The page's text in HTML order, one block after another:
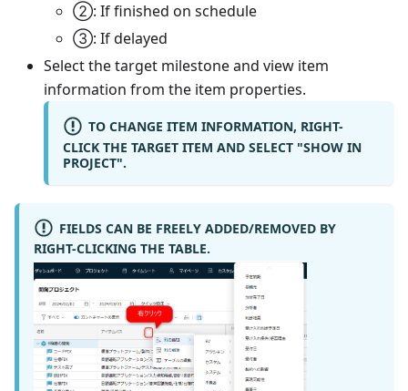
②: If finished on schedule
③: If delayed
Select the target milestone and view item
information from the item properties.
TO CHANGE ITEM INFORMATION, RIGHT-
CLICK THE TARGET ITEM AND SELECT "SHOW IN
PROJECT".
FIELDS CAN BE FREELY ADDED/REMOVED BY
RIGHT-CLICKING THE TABLE.